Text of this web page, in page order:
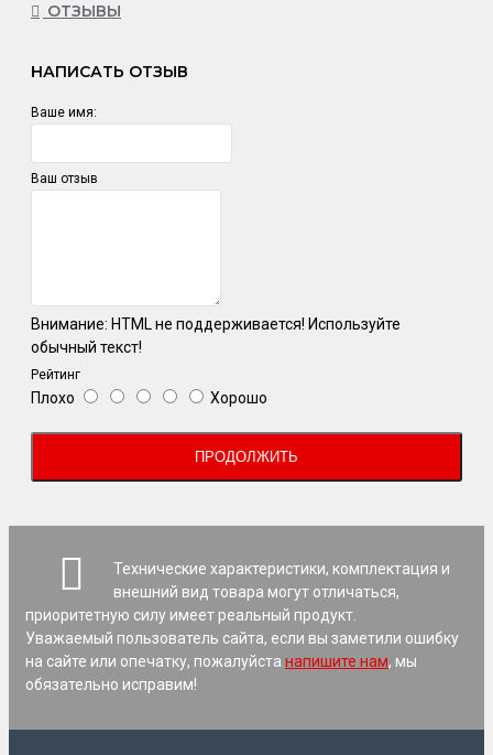
ОТЗЫВЫ
НАПИСАТЬ ОТЗЫВ
Ваше имя:
Ваш отзыв
Внимание: HTML не поддерживается! Используйте
обычный текст!
Рейтинг
Плохо Хорошо
ПРОДОЛЖИТЬ
Технические характеристики, комплектация и
внешний вид товара могут отличаться,
приоритетную силу имеет реальный продукт.
Уважаемый пользователь сайта, если вы заметили ошибку
на сайте или опечатку, пожалуйста напишите нам, мы
обязательно исправим!